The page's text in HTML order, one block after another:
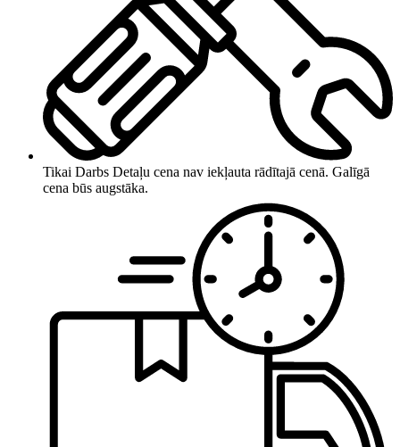
Tikai Darbs Detaļu cena nav iekļauta rādītajā cenā. Galīgā
cena būs augstāka.